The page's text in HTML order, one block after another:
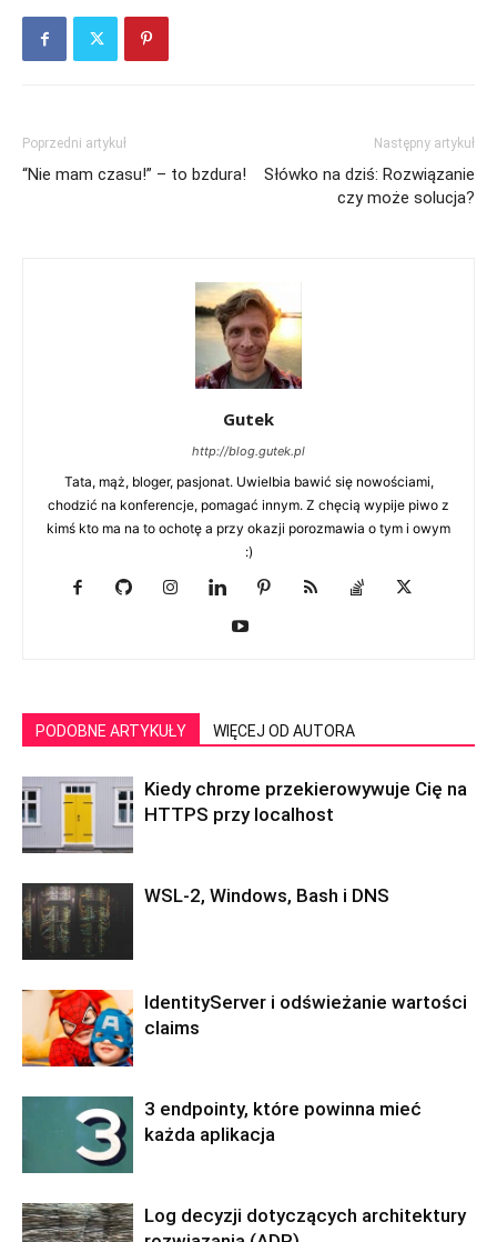
Poprzedni artykuł
“Nie mam czasu!” – to bzdura!
Następny artykuł
Słówko na dziś: Rozwiązanie
czy może solucja?
Gutek
http://blog.gutek.pl
Tata, mąż, bloger, pasjonat. Uwielbia bawić się nowościami,
chodzić na konferencje, pomagać innym. Z chęcią wypije piwo z
kimś kto ma na to ochotę a przy okazji porozmawia o tym i owym
:)
PODOBNE ARTYKUŁY WIĘCEJ OD AUTORA
Kiedy chrome przekierowywuje Cię na
HTTPS przy localhost
WSL-2, Windows, Bash i DNS
IdentityServer i odświeżanie wartości
claims
3 endpointy, które powinna mieć
każda aplikacja
Log decyzji dotyczących architektury